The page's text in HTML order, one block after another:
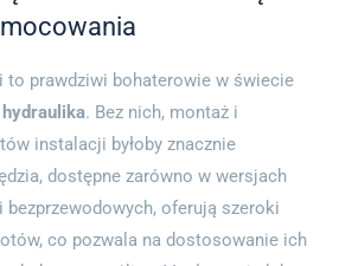
to prawdziwi bohaterowie w świecie
. Bez nich, montaż i
instalacji byłoby znacznie
dostępne zarówno w wersjach
bezprzewodowych, oferują szeroki
co pozwala na dostosowanie ich